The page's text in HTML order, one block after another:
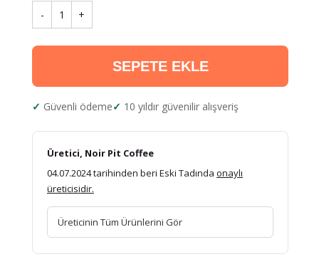
- 1 +
SEPETE EKLE
Güvenli ödeme 10 yıldır güvenilir alışveriş
Üretici, Noir Pit Coffee
04.07.2024 tarihinden beri Eski Tadında onaylı
üreticisidir.
Üreticinin Tüm Ürünlerini Gör